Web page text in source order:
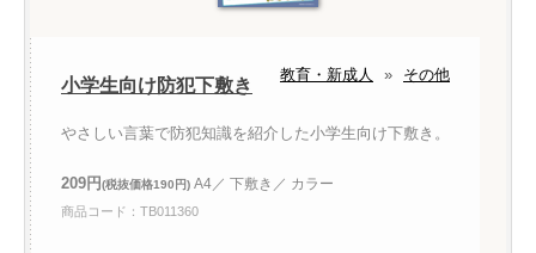
教育・新成人 » その他
小学生向け防犯下敷き
やさしい言葉で防犯知識を紹介した小学生向け下敷き。
209円(税抜価格190円) A4／ 下敷き／ カラー
商品コード：TB011360